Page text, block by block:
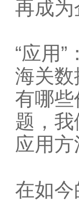
再成
“应用”
海关
有哪
题，
应用方
在如